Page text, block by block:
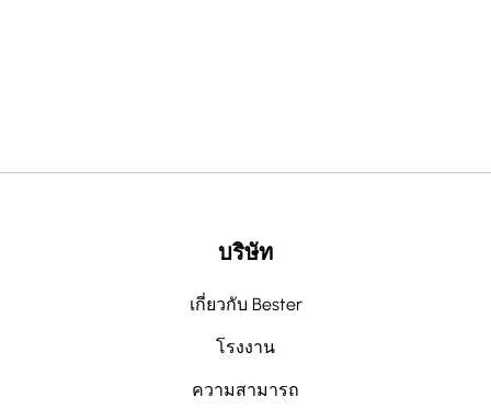
บริษัท
เกี่ยวกับ Bester
โรงงาน
ความสามารถ